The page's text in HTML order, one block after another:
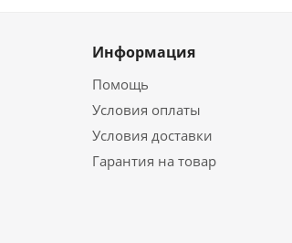
Информация
Помощь
Условия оплаты
Условия доставки
Гарантия на товар